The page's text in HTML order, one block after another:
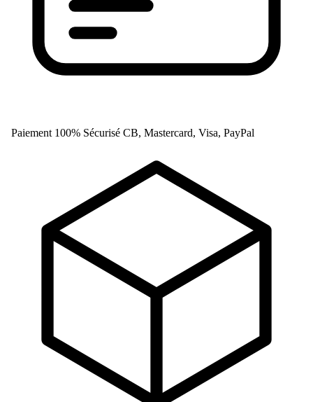
Paiement 100% Sécurisé CB, Mastercard, Visa, PayPal